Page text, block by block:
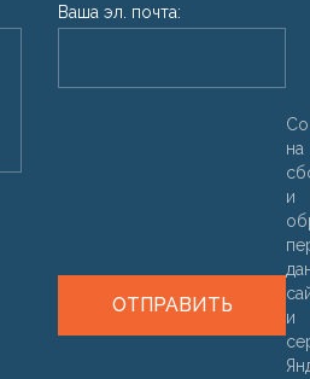
Ваша эл. почта:
ОТПРАВИТЬ
на
и
и